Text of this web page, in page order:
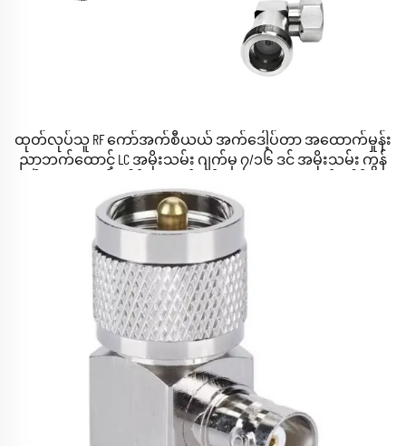
ထုတ်လုပ်သူ RF ကော်အက်စီယယ် အက်ဒေါ့ပ်တာ အထောက်မှုန်း
ညာဘက်ထောင့် LC အမိုးသမ်း ဂျက်မှ ၇/၁၆ ဒင် အမိုးသမ်း ကွန်